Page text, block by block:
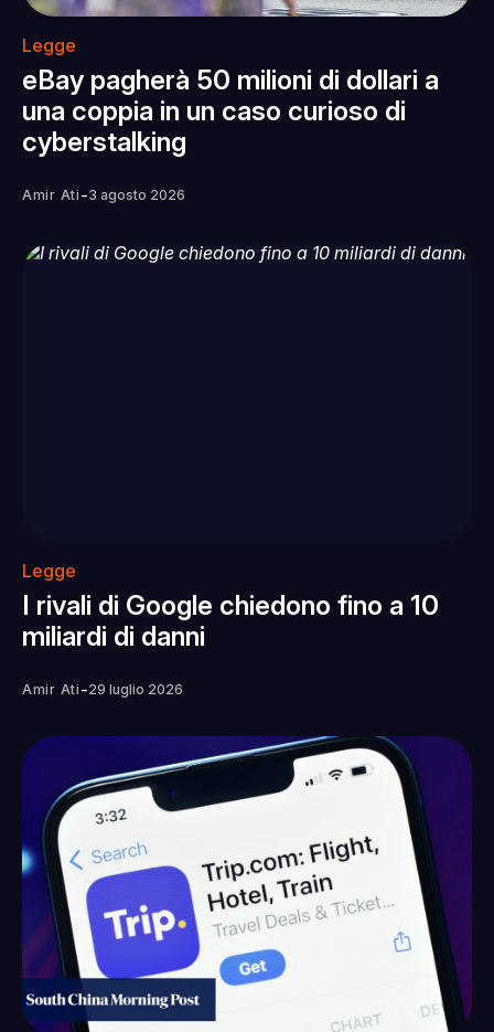
Legge
eBay pagherà 50 milioni di dollari a
una coppia in un caso curioso di
cyberstalking
Amir Ati -3 agosto 2026
Legge
I rivali di Google chiedono fino a 10
miliardi di danni
Amir Ati -29 luglio 2026